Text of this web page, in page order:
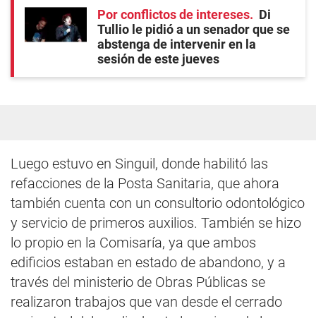
Por conflictos de intereses
Di
Tullio le pidió a un senador que se
abstenga de intervenir en la
sesión de este jueves
Luego estuvo en Singuil, donde habilitó las
refacciones de la Posta Sanitaria, que ahora
también cuenta con un consultorio odontológico
y servicio de primeros auxilios. También se hizo
lo propio en la Comisaría, ya que ambos
edificios estaban en estado de abandono, y a
través del ministerio de Obras Públicas se
realizaron trabajos que van desde el cerrado